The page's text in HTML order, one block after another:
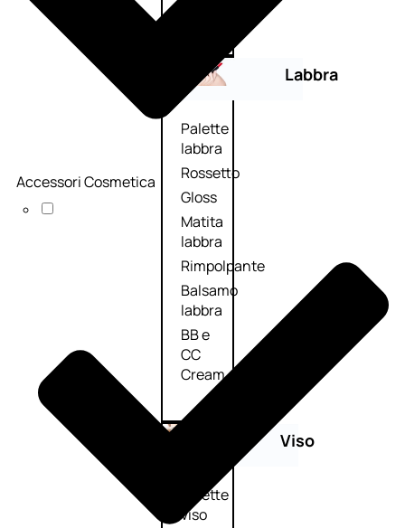
Labbra
Palette
labbra
Rossetto
Gloss
Matita
labbra
Rimpolpante
Balsamo
labbra
BB e
CC
Cream
Viso
Palette
viso
Accessori Cosmetica